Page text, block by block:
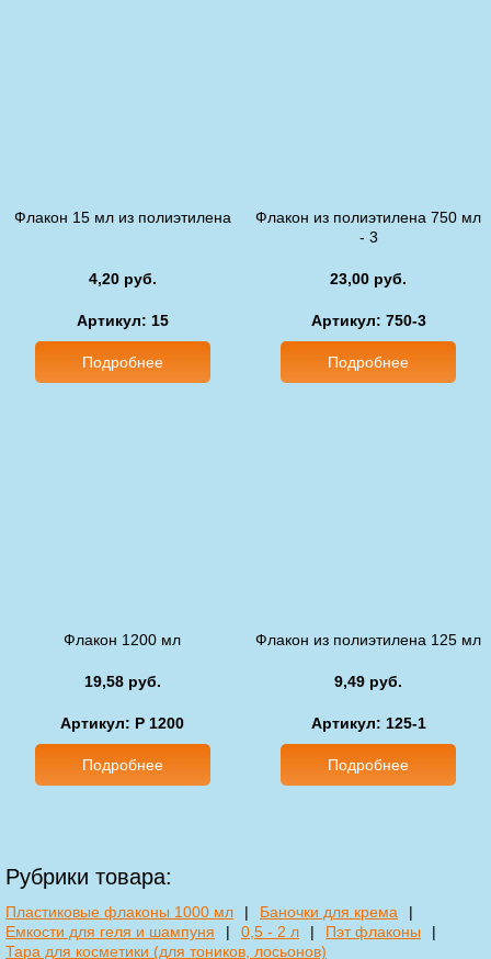
Флакон 15 мл из полиэтилена
4,20 руб.
Артикул: 15
Подробнее
Флакон из полиэтилена 750 мл
- 3
23,00 руб.
Артикул: 750-3
Подробнее
Флакон 1200 мл
19,58 руб.
Артикул: P 1200
Подробнее
Флакон из полиэтилена 125 мл
9,49 руб.
Артикул: 125-1
Подробнее
Рубрики товара:
Пластиковые флаконы 1000 мл | Баночки для крема
|
Емкости для геля и шампуня
| 0,5 - 2 л | Пэт флаконы
|
Тара для косметики (для тоников, лосьонов)